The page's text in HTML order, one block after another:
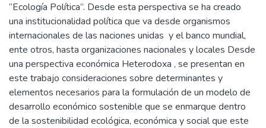
“Ecología Política”. Desde esta perspectiva se ha creado
una institucionalidad política que va desde organismos
internacionales de las naciones unidas y el banco mundial,
ente otros, hasta organizaciones nacionales y locales Desde
una perspectiva económica Heterodoxa , se presentan en
este trabajo consideraciones sobre determinantes y
elementos necesarios para la formulación de un modelo de
desarrollo económico sostenible que se enmarque dentro
de la sostenibilidad ecológica, económica y social que este